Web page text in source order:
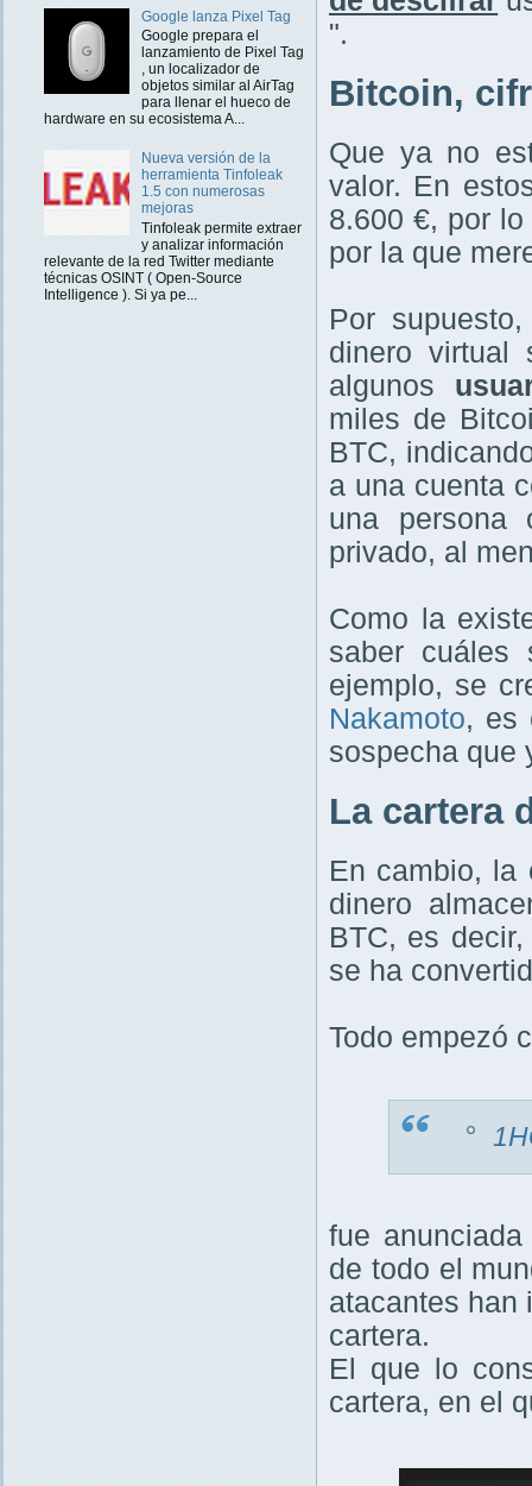
Google lanza Pixel Tag
Google prepara el
lanzamiento de Pixel Tag
, un localizador de
objetos similar al AirTag
para llenar el hueco de
hardware en su ecosistema A...
Nueva versión de la
herramienta Tinfoleak
1.5 con numerosas
mejoras
Tinfoleak permite extraer
y analizar información
relevante de la red Twitter mediante
técnicas OSINT ( Open-Source
Intelligence ). Si ya pe...
".
Bitcoin,
Que ya no
valor. En
8.600 €, por
por la que
Por
dinero virtual
algunos
miles de
BTC,
a una cuenta
una persona
privado, al
Como la
saber cuáles
ejemplo, se
Nakamoto, es
sospecha que
La cartera
En cambio, la
dinero
BTC, es
se ha
Todo empezó
fue
de todo el
atacantes
cartera.
El que lo
cartera, en el